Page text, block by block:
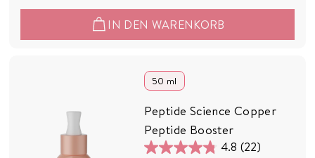
2
,
IN DEN WARENKORB
50 ml
Peptide Science Copper
Peptide Booster
4.8 (22)